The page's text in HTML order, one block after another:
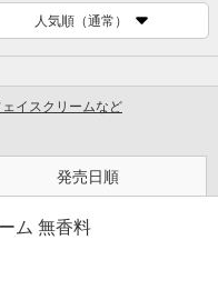
人気順（通常）
イスクリームなど
発売日順
ム 無香料